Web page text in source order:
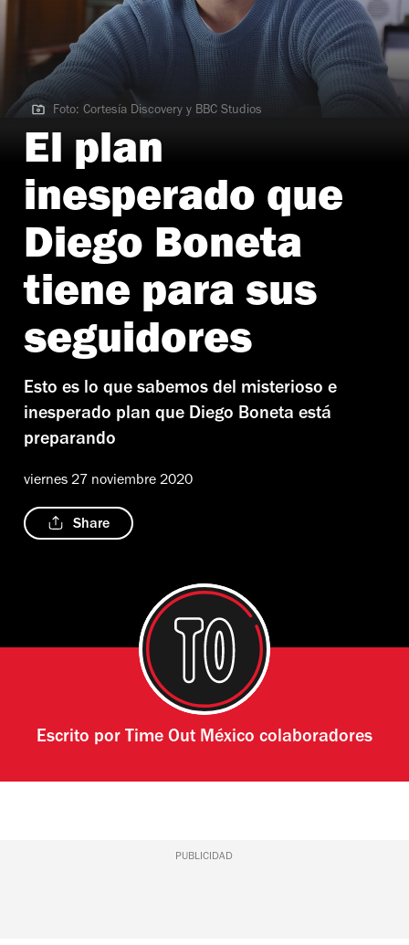
Foto: Cortesía Discovery y BBC Studios
Foto: Cortesía Discovery y BBC Studios
El plan
inesperado que
Diego Boneta
tiene para sus
seguidores
Esto es lo que sabemos del misterioso e
inesperado plan que Diego Boneta está
preparando
viernes 27 noviembre 2020
Share
Escrito por Time Out México colaboradores
PUBLICIDAD